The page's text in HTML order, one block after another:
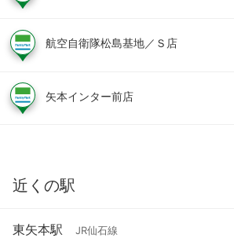
航空自衛隊松島基地／Ｓ店
矢本インター前店
近くの駅
東矢本駅 JR仙石線